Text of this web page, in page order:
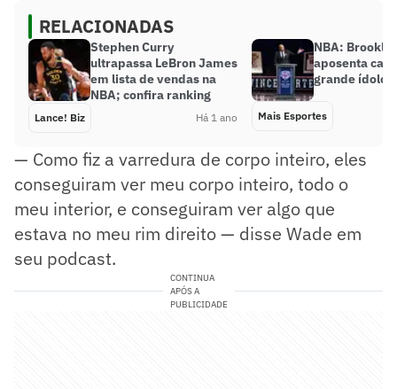
RELACIONADAS
Stephen Curry
ultrapassa LeBron James
em lista de vendas na
NBA; confira ranking
Lance! Biz Há 1 ano
NBA:
aposenta
grande ídolo
Mais Esportes
— Como fiz a varredura de corpo inteiro, eles
conseguiram ver meu corpo inteiro, todo o
meu interior, e conseguiram ver algo que
estava no meu rim direito — disse Wade em
seu podcast.
CONTINUA
APÓS A
PUBLICIDADE